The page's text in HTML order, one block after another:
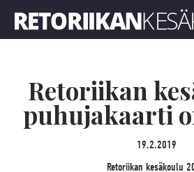
Retoriikan
puhujakaarti
19.2.2019
Retoriikan kesäkoulu